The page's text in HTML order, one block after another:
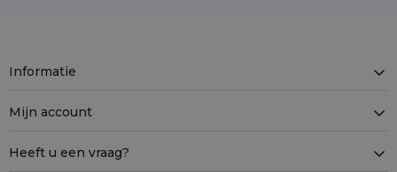
Informatie
Mijn account
Heeft u een vraag?